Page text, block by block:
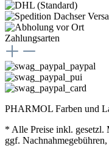
Zahlungsarten
PHARMOL Farben und
* Alle Preise inkl. gesetzl.
ggf.